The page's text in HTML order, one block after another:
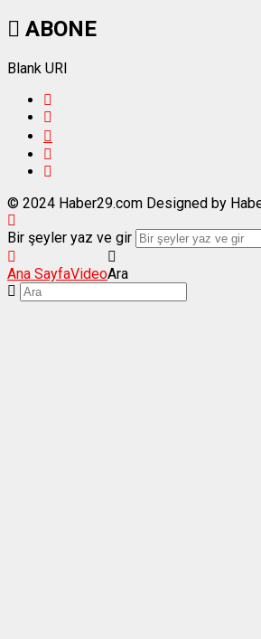
ABONE
Blank URI
© 2024 Haber29.com Designed by
Bir şeyler yaz ve gir
Ana SayfaVideoAra